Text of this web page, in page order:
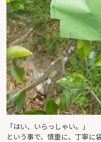
「はい、いらっしゃい。」
という事で、慎重に、丁寧に